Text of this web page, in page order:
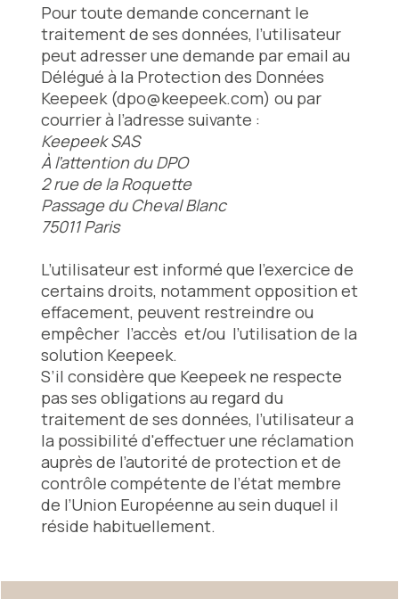
Pour toute demande concernant le
traitement de ses données, l’utilisateur
peut adresser une demande par email au
Délégué à la Protection des Données
Keepeek (dpo@keepeek.com) ou par
courrier à l’adresse suivante :
Keepeek SAS
À l’attention du DPO
2 rue de la Roquette
Passage du Cheval Blanc
75011 Paris
L’utilisateur est informé que l’exercice de
certains droits, notamment opposition et
effacement, peuvent restreindre ou
empêcher l’accès et/ou l’utilisation de la
solution Keepeek.
S’il considère que Keepeek ne respecte
pas ses obligations au regard du
traitement de ses données, l’utilisateur a
la possibilité d'effectuer une réclamation
auprès de l’autorité de protection et de
contrôle compétente de l’état membre
de l’Union Européenne au sein duquel il
réside habituellement.